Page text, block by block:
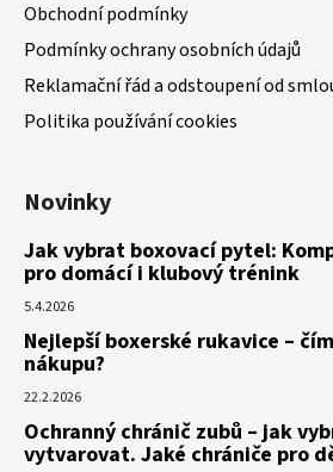
Obchodní podmínky
Podmínky ochrany osobních údajů
Reklamační řád a odstoupení od
Politika používání cookies
Novinky
Jak vybrat boxovací pytel:
pro domácí i klubový trénink
5.4.2026
Nejlepší boxerské rukavice –
nákupu?
22.2.2026
Ochranný chránič zubů – jak
vytvarovat. Jaké chrániče pro